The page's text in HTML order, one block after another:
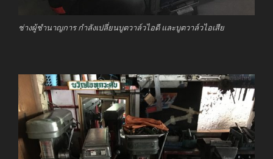
ช่างผู้ชำนาญการ กำลังเปลี่ยนบูตวาล์วไอดี และบูตวาล์วไอเสีย